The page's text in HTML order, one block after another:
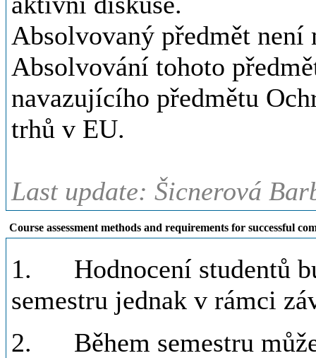
Absolvovaný předmět není
Absolvování tohoto
navazujícího předmětu
trhů v EU.
Last update: Šicnerová
Course assessment methods and requirements for successful
1. Hodnocení studentů
semestru jednak v rámci
2. Během semestru může